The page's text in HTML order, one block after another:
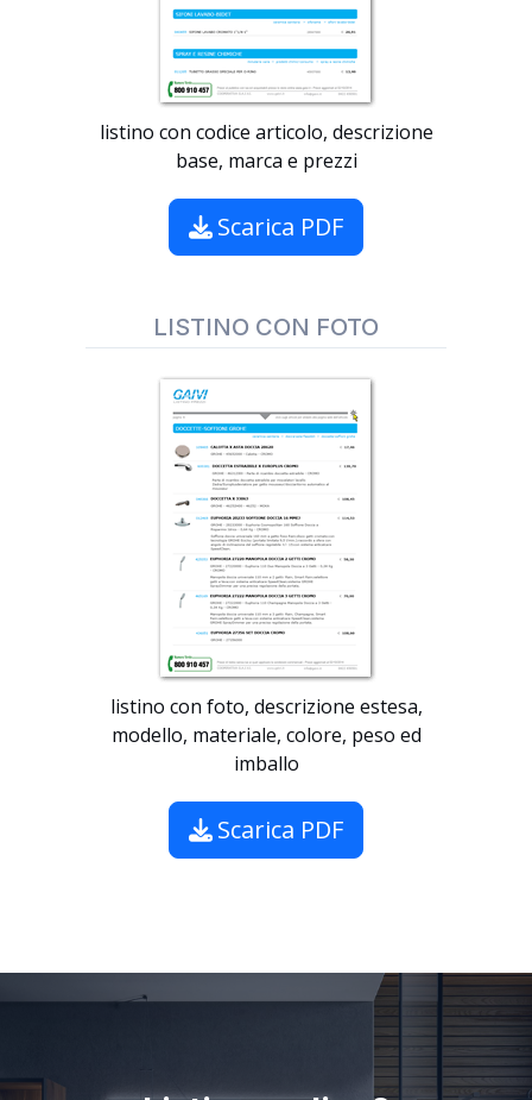
listino con codice articolo, descrizione
base, marca e prezzi
Scarica PDF
LISTINO CON FOTO
listino con foto, descrizione estesa,
modello, materiale, colore, peso ed
imballo
Scarica PDF